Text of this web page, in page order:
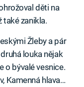
děti na
také zanikla.
Žleby a pár
louka nějak
o bývalé vesnice.
Kamenná hlava…